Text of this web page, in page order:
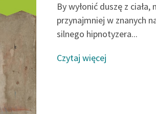
By wyłonić duszę z
przynajmniej w znanych
silnego hipnotyzera...
Czytaj więcej